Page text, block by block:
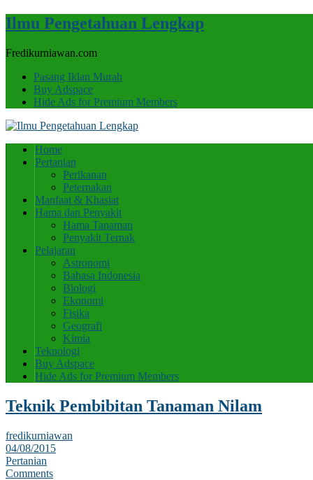
Ilmu Pengetahuan Lengkap
Fredikurniawan.com
Pasang Iklan Murah
Buy Adspace
Hide Ads for Premium Members
Home
Pertanian
Perikanan
Peternakan
Manfaat & Khasiat
Hama dan Penyakit
Hama Tanaman
Penyakit Ternak
Pelajaran
Astronomi
Bahasa Indonesia
Biologi
Ekonomi
Fisika
Geografi
Kimia
Teknologi
Buy Adspace
Hide Ads for Premium Members
Teknik Pembibitan Tanaman Nilam
fredikurniawan
04/08/2015
Pertanian
Comments